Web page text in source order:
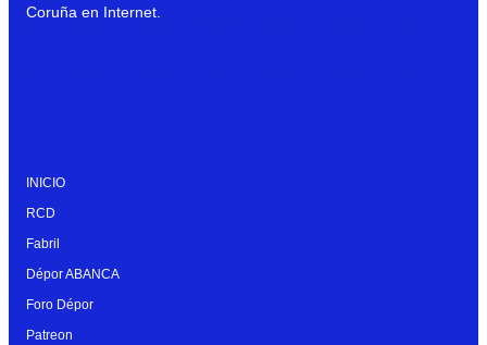
Coruña en Internet.
INICIO
RCD
Fabril
Dépor ABANCA
Foro Dépor
Patreon